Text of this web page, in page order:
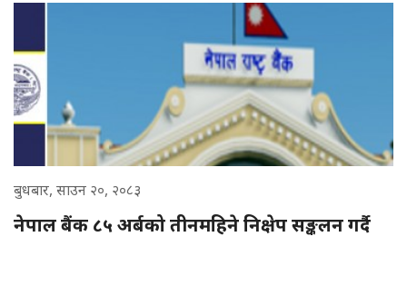
बुधबार, साउन २०, २०८३
नेपाल बैंक ८५ अर्बको तीनमहिने निक्षेप सङ्कलन गर्दै